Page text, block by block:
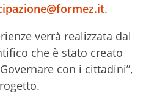
.
verrà realizzata dal
che è stato creato
con i cittadini”,